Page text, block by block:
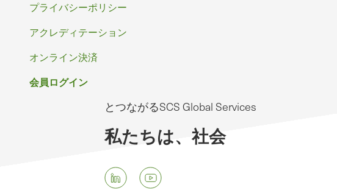
プライバシーポリシー
アクレディテーション
オンライン決済
会員ログイン
とつながるSCS Global Services
私たちは、社会